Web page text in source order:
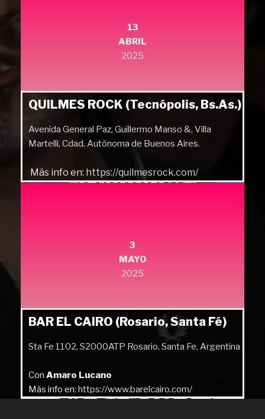
13
ABRIL
2025
QUILMES ROCK (Tecnópolis, Bs.As.)
Avenida General Paz, Guillermo Manso &, Villa
Martelli, Cdad. Autónoma de Buenos Aires.
Más info en: https://quilmesrock.com/
3
MAYO
2025
BAR EL CAIRO (Rosario, Santa Fé)
Sta Fe 1102, S2000ATP Rosario, Santa Fe, Argentina
Con Amaro Lucano
Más info en: https://www.barelcairo.com/